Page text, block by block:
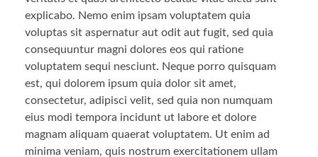
explicabo. Nemo enim ipsam voluptatem quia
voluptas sit aspernatur aut odit aut fugit, sed quia
consequuntur magni dolores eos qui ratione
voluptatem sequi nesciunt. Neque porro quisquam
est, qui dolorem ipsum quia dolor sit amet,
consectetur, adipisci velit, sed quia non numquam
eius modi tempora incidunt ut labore et dolore
magnam aliquam quaerat voluptatem. Ut enim ad
minima veniam, quis nostrum exercitationem ullam